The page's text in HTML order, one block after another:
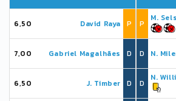
6,50 David Raya P
7,00 Gabriel Magalhães D
6,50 J. Timber D
P
M. Sels
D N.
D
N.